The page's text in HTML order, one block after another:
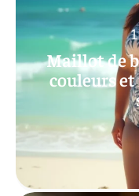
Maillot de
couleurs